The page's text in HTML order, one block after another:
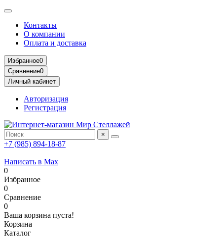
Контакты
О компании
Оплата и доставка
Избранное0
Сравнение0
Личный кабинет
Авторизация
Регистрация
×
+7 (985) 894-18-87
Написать в Max
0
Избранное
0
Сравнение
0
Ваша корзина пуста!
Корзина
Каталог